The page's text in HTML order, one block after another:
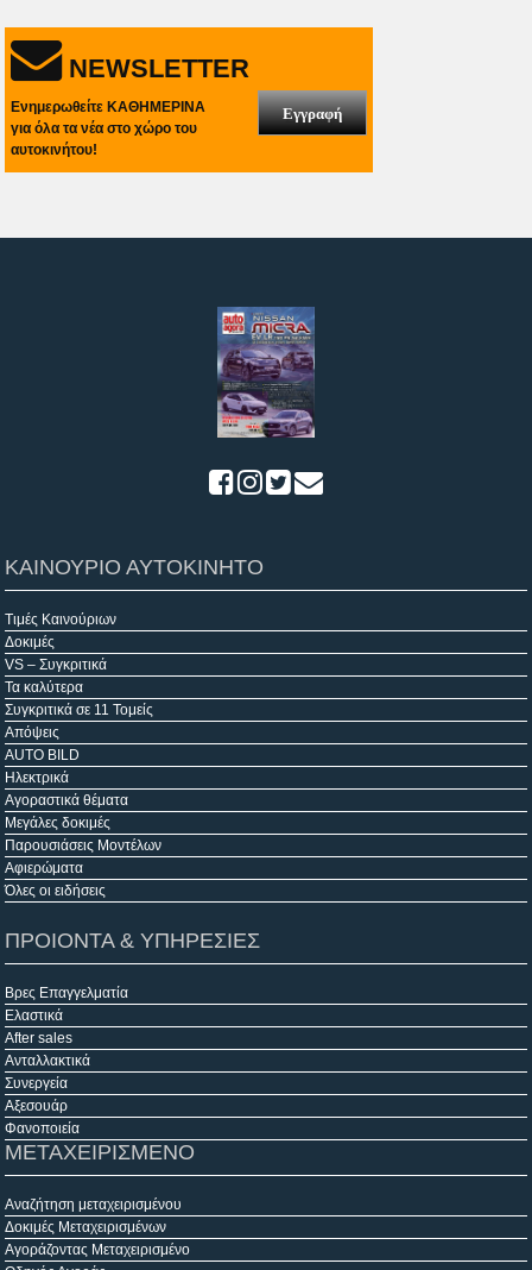
NEWSLETTER
Ενημερωθείτε ΚΑΘΗΜΕΡΙΝΑ
για όλα τα νέα στο χώρο του
αυτοκινήτου!
Εγγραφή
ΚΑΙΝΟΥΡΙΟ ΑΥΤΟΚΙΝΗΤΟ
Τιμές Καινούριων
Δοκιμές
VS – Συγκριτικά
Τα καλύτερα
Συγκριτικά σε 11 Τομείς
Απόψεις
AUTO BILD
Ηλεκτρικά
Αγοραστικά θέματα
Μεγάλες δοκιμές
Παρουσιάσεις Μοντέλων
Αφιερώματα
Όλες οι ειδήσεις
ΠΡΟΙΟΝΤΑ & ΥΠΗΡΕΣΙΕΣ
Βρες Επαγγελματία
Ελαστικά
After sales
Ανταλλακτικά
Συνεργεία
Αξεσουάρ
Φανοποιεία
ΜΕΤΑΧΕΙΡΙΣΜΕΝΟ
Αναζήτηση μεταχειρισμένου
Δοκιμές Μεταχειρισμένων
Αγοράζοντας Μεταχειρισμένο